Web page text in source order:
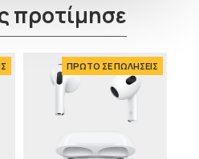
προτίμησε
ΠΡΩΤΟ ΣΕ ΠΩΛΗΣΕΙΣ